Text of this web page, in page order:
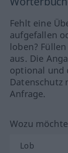
Fehlt eine
aufgefallen
loben?
aus. Die
optional und
Datenschutz
Anfrage.
Wozu